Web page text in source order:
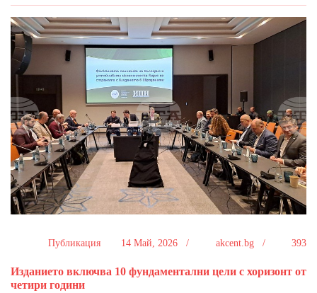
Публикация 14 Май, 2026 / akcent.bg / 393
Изданието включва 10 фундаментални цели с хоризонт от
четири години